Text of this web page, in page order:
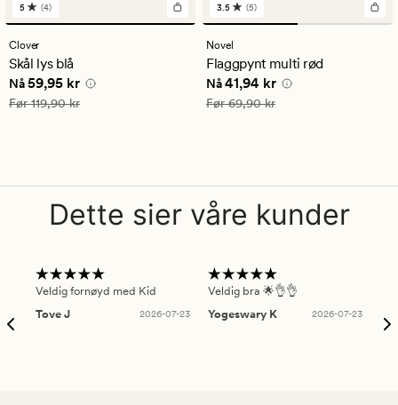
4
anmeldelser
med
en
gjennomsnittlig
vurdering
på
5
5 (4)
Clover
Skål lys blå
Nåværende pris
Nå59,95 kr
Vanlig pris 119,90 kr
Før119,90 kr
5
anmeldelser
med
en
gjennomsnittlig
vurdering
på
3.5
3.5 (5)
Novel
Flaggpynt multi rød
Nåværende pris
Nå41,94 kr
Vanlig pris 69,90 kr
Før69,90 kr
Dette sier våre kunder
Veldig fornøyd med Kid
Tove J
2026-07-23
Veldig bra 🌟👌👌
Yogeswary K
2026-07-23